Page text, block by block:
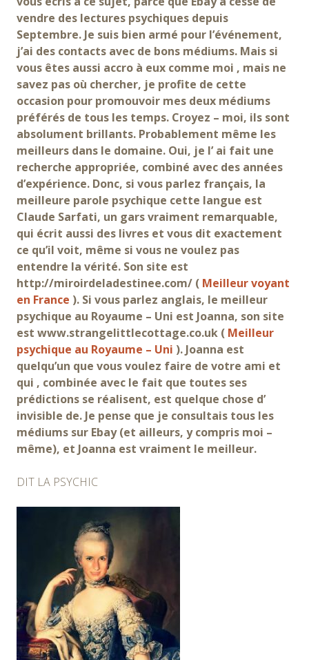
vendre des lectures psychiques depuis
Septembre. Je suis bien armé pour l’événement,
j’ai des contacts avec de bons médiums. Mais si
vous êtes aussi accro à eux comme moi , mais ne
savez pas où chercher, je profite de cette
occasion pour promouvoir mes deux médiums
préférés de tous les temps. Croyez – moi, ils sont
absolument brillants. Probablement même les
meilleurs dans le domaine. Oui, je l’ ai fait une
recherche appropriée, combiné avec des années
d’expérience. Donc, si vous parlez français, la
meilleure parole psychique cette langue est
Claude Sarfati, un gars vraiment remarquable,
qui écrit aussi des livres et vous dit exactement
ce qu’il voit, même si vous ne voulez pas
entendre la vérité. Son site est
http://miroirdeladestinee.com/ ( Meilleur voyant
en France ). Si vous parlez anglais, le meilleur
psychique au Royaume – Uni est Joanna, son site
est www.strangelittlecottage.co.uk ( Meilleur
psychique au Royaume – Uni ). Joanna est
quelqu’un que vous voulez faire de votre ami et
qui , combinée avec le fait que toutes ses
prédictions se réalisent, est quelque chose d’
invisible de. Je pense que je consultais tous les
médiums sur Ebay (et ailleurs, y compris moi –
même), et Joanna est vraiment le meilleur.
DIT LA PSYCHIC